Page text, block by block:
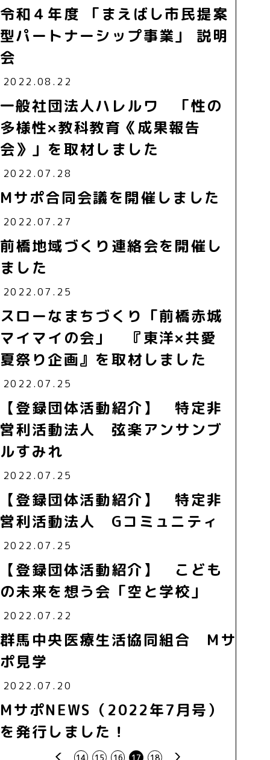
令和４年度 「まえばし市民提案
型パートナーシップ事業」 説明
会
2022.08.22
一般社団法人ハレルワ 「性の
多様性×教科教育《成果報告
会》」を取材しました
2022.07.28
Mサポ合同会議を開催しました
2022.07.27
前橋地域づくり連絡会を開催し
ました
2022.07.25
スローなまちづくり「前橋赤城
マイマイの会」 『東洋×共愛
夏祭り企画』を取材しました
2022.07.25
【登録団体活動紹介】 特定非
営利活動法人 弦楽アンサンブ
ルすみれ
2022.07.25
【登録団体活動紹介】 特定非
営利活動法人 Gコミュニティ
2022.07.25
【登録団体活動紹介】 こども
の未来を想う会「空と学校」
2022.07.22
群馬中央医療生活協同組合 Mサ
ポ見学
2022.07.20
MサポNEWS（2022年7月号）
を発行しました！
prev 14 15 16 17 18 next